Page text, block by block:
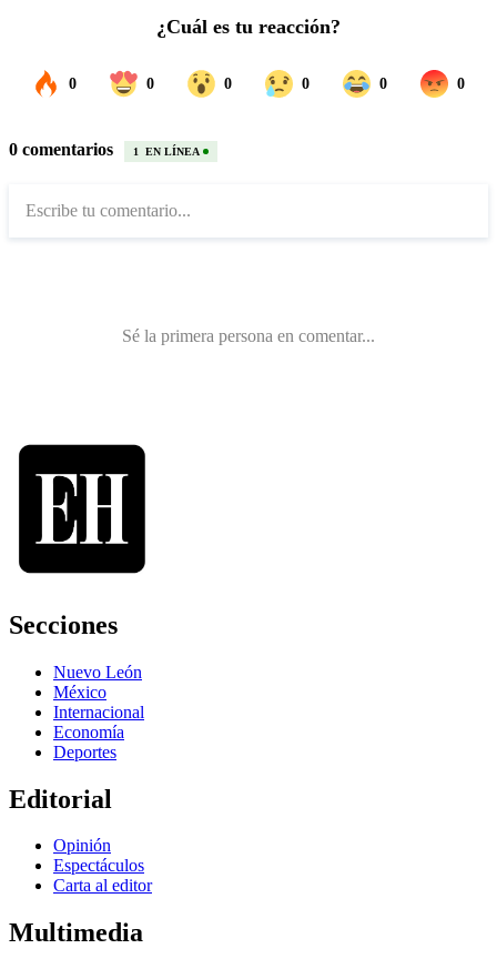
Secciones
Nuevo León
México
Internacional
Economía
Deportes
Editorial
Opinión
Espectáculos
Carta al editor
Multimedia